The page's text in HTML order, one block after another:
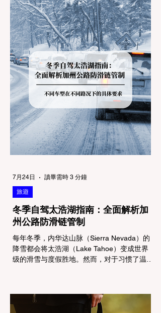
冬季自驾太浩湖指南：全面解析加
州公路防滑链管制
每年冬季，内华达山脉（Sierra Nevada）的
降雪都会将太浩湖（Lake Tahoe）变成世界
级的滑雪与度假胜地。然而，对于习惯了温暖
(Chain Controls)。 不了解这些规定，不仅可
旅遊
7月24日 讀畢需時 3 分鐘